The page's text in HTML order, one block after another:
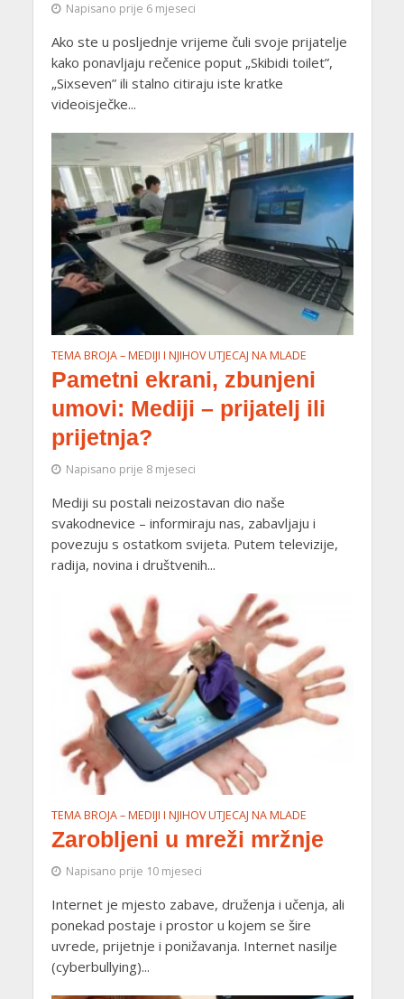
Napisano prije 6 mjeseci
Ako ste u posljednje vrijeme čuli svoje prijatelje
kako ponavljaju rečenice poput „Skibidi toilet”,
„Sixseven” ili stalno citiraju iste kratke
videoisječke...
TEMA BROJA – MEDIJI I NJIHOV UTJECAJ NA MLADE
Pametni ekrani, zbunjeni
umovi: Mediji – prijatelj ili
prijetnja?
Napisano prije 8 mjeseci
Mediji su postali neizostavan dio naše
svakodnevice – informiraju nas, zabavljaju i
povezuju s ostatkom svijeta. Putem televizije,
radija, novina i društvenih...
TEMA BROJA – MEDIJI I NJIHOV UTJECAJ NA MLADE
Zarobljeni u mreži mržnje
Napisano prije 10 mjeseci
Internet je mjesto zabave, druženja i učenja, ali
ponekad postaje i prostor u kojem se šire
uvrede, prijetnje i ponižavanja. Internet nasilje
(cyberbullying)...